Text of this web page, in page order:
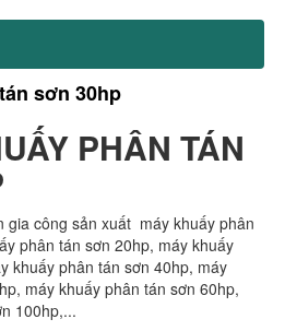
sơn 30hp
PHÂN TÁN
gia công sản xuất máy khuấy phân
phân tán sơn 20hp, máy khuấy
khuấy phân tán sơn 40hp, máy
máy khuấy phân tán sơn 60hp,
100hp,...